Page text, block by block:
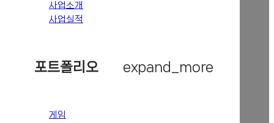
사업소개
사업실적
포트폴리오 expand_more
게임